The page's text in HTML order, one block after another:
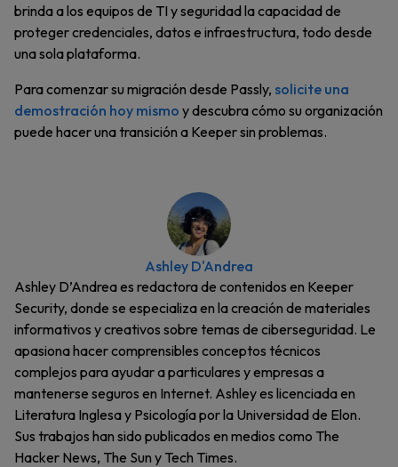
brinda a los equipos de TI y seguridad la capacidad de
proteger credenciales, datos e infraestructura, todo desde
una sola plataforma.
Para comenzar su migración desde Passly, solicite una
demostración hoy mismo y descubra cómo su organización
puede hacer una transición a Keeper sin problemas.
Ashley D'Andrea
Ashley D’Andrea es redactora de contenidos en Keeper
Security, donde se especializa en la creación de materiales
informativos y creativos sobre temas de ciberseguridad. Le
apasiona hacer comprensibles conceptos técnicos
complejos para ayudar a particulares y empresas a
mantenerse seguros en Internet. Ashley es licenciada en
Literatura Inglesa y Psicología por la Universidad de Elon.
Sus trabajos han sido publicados en medios como The
Hacker News, The Sun y Tech Times.